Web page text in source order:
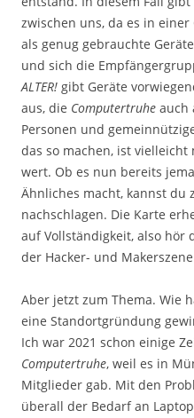
zwischen uns, da es in
als genug gebrauchte
und sich die
ALTER! gibt Geräte
aus, die Computertruhe auch
Personen und
das so machen, ist
wert. Ob es nun bereits
Ähnliches macht, kannst du
nachschlagen. Die Karte
auf Vollständigkeit, also hör
der Hacker- und
Aber jetzt zum Thema. Wie
eine Standortgründung
Ich war 2021 schon einige
Computertruhe, weil es in
Mitglieder gab. Mit den
überall der Bedarf an